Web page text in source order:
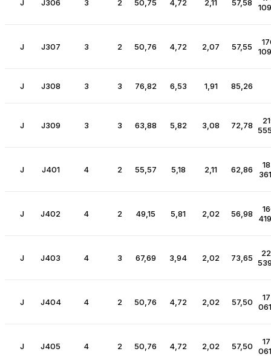
J J306 3 2 50,75 4,72 2,11 57,58
J J307 3 2 50,76 4,72 2,07 57,55
J J308 3 3 76,82 6,53 1,91 85,26
J J309 3 3 63,88 5,82 3,08 72,78
J J401 4 2 55,57 5,18 2,11 62,86
J J402 4 2 49,15 5,81 2,02 56,98
J J403 4 3 67,69 3,94 2,02 73,65
J J404 4 2 50,76 4,72 2,02 57,50
J J405 4 2 50,76 4,72 2,02 57,50